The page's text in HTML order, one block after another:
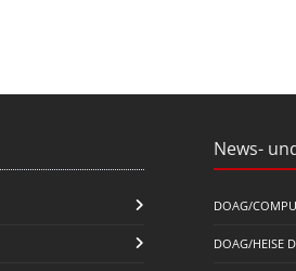
News-
DOAG/
DOAG/HEISE